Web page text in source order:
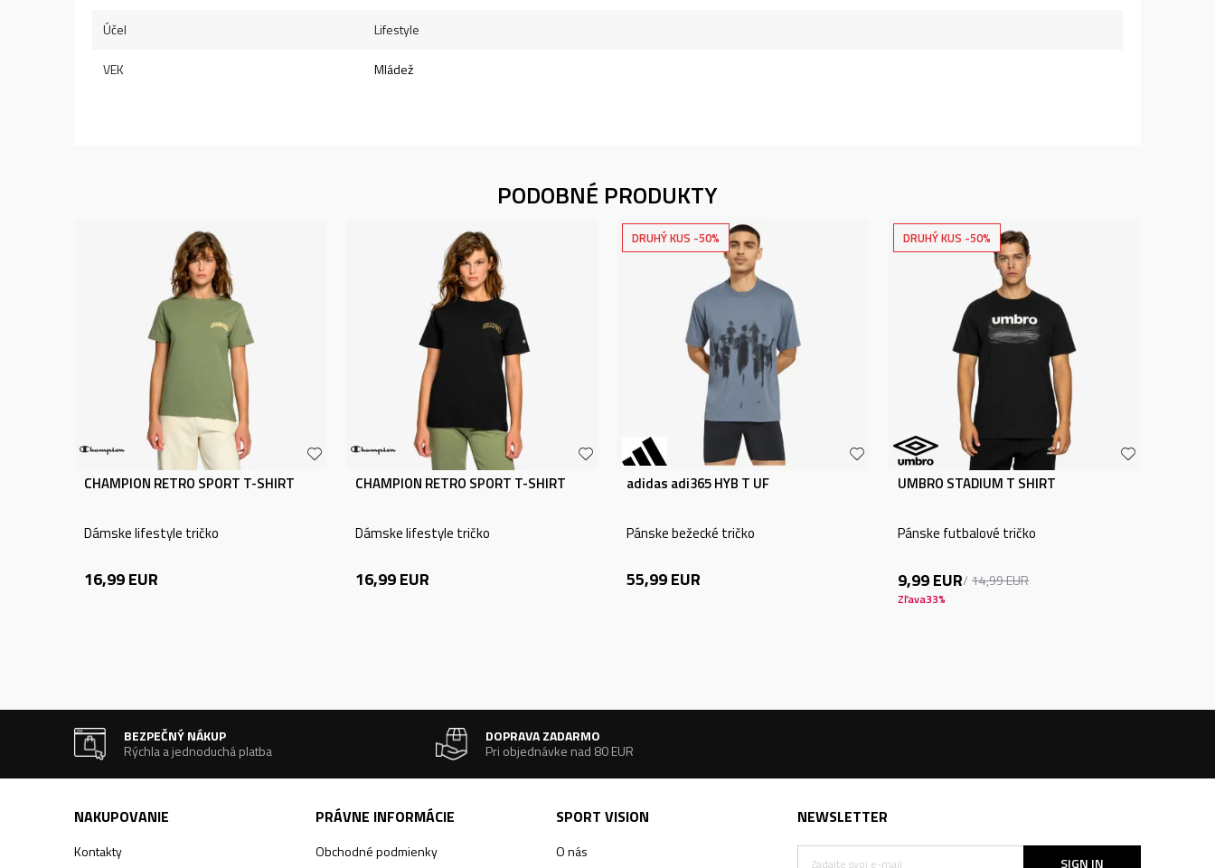
Účel Lifestyle
VEK Mládež
PODOBNÉ PRODUKTY
CHAMPION RETRO SPORT T-SHIRT
Dámske lifestyle tričko
16,99EUR
CHAMPION RETRO SPORT T-SHIRT
Dámske lifestyle tričko
16,99EUR
DRUHÝ KUS -50%
adidas adi365 HYB T UF
Pánske bežecké tričko
55,99EUR
DRUHÝ KUS -50%
UMBRO STADIUM T SHIRT
Pánske futbalové tričko
9,99EUR 14,99EUR
Zľava33%
BEZPEČNÝ NÁKUP
Rýchla a jednoduchá platba
DOPRAVA ZADARMO
Pri objednávke nad 80 EUR
NAKUPOVANIE
Kontakty
PRÁVNE INFORMÁCIE
Obchodné podmienky
SPORT VISION
O nás
NEWSLETTER
SIGN IN